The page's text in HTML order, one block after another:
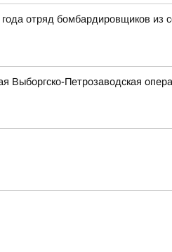
отряд бомбардировщиков из
Выборгско-Петрозаводская